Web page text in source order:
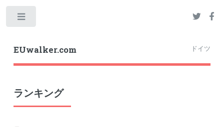
EUwalker.com ドイツ
ランキング